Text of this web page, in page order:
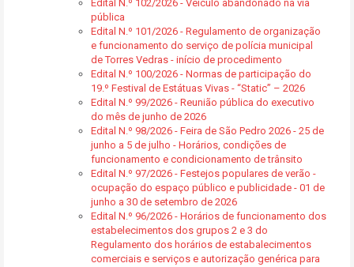
Edital N.º 102/2026 - Veículo abandonado na via
pública
Edital N.º 101/2026 - Regulamento de organização
e funcionamento do serviço de polícia municipal
de Torres Vedras - início de procedimento
Edital N.º 100/2026 - Normas de participação do
19.º Festival de Estátuas Vivas - “Static” – 2026
Edital N.º 99/2026 - Reunião pública do executivo
do mês de junho de 2026
Edital N.º 98/2026 - Feira de São Pedro 2026 - 25 de
junho a 5 de julho - Horários, condições de
funcionamento e condicionamento de trânsito
Edital N.º 97/2026 - Festejos populares de verão -
ocupação do espaço público e publicidade - 01 de
junho a 30 de setembro de 2026
Edital N.º 96/2026 - Horários de funcionamento dos
estabelecimentos dos grupos 2 e 3 do
Regulamento dos horários de estabalecimentos
comerciais e serviços e autorização genérica para